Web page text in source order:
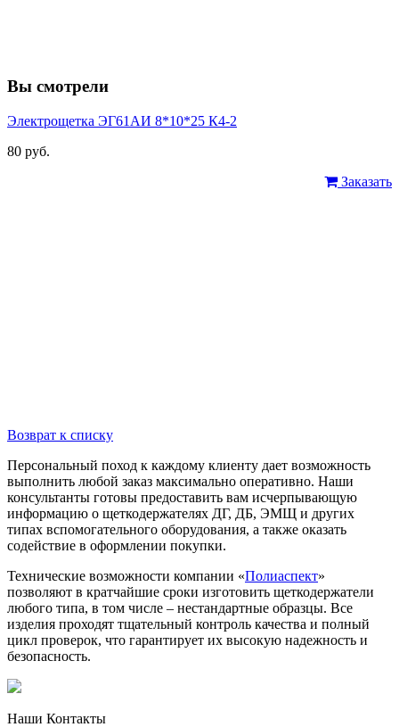
Вы смотрели
Электрощетка ЭГ61АИ 8*10*25 К4-2
80 руб.
Заказать
Возврат к списку
Персональный поход к каждому клиенту дает возможность
выполнить любой заказ максимально оперативно. Наши
консультанты готовы предоставить вам исчерпывающую
информацию о щеткодержателях ДГ, ДБ, ЭМЩ и других
типах вспомогательного оборудования, а также оказать
содействие в оформлении покупки.
Технические возможности компании «Полиаспект»
позволяют в кратчайшие сроки изготовить щеткодержатели
любого типа, в том числе – нестандартные образцы. Все
изделия проходят тщательный контроль качества и полный
цикл проверок, что гарантирует их высокую надежность и
безопасность.
Наши Контакты